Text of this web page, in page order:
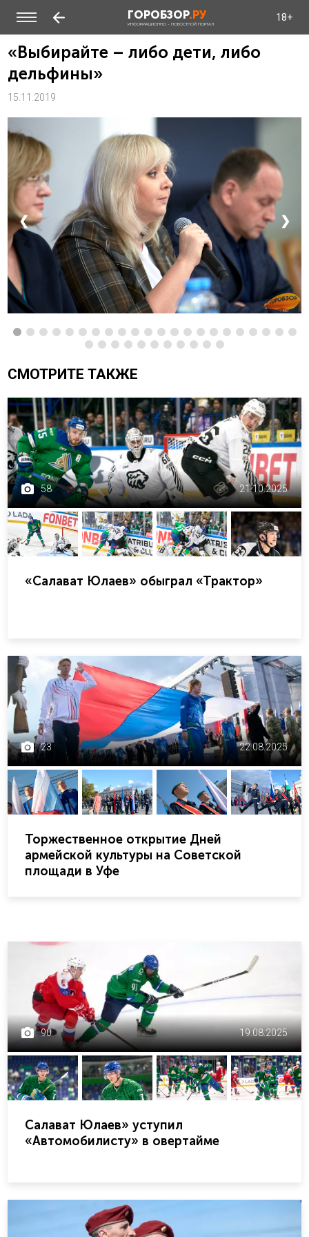
ГОРОБЗОР.РУ
ИНФОРМАЦИОННО - НОВОСТНОЙ ПОРТАЛ
18+
«Выбирайте – либо дети, либо
дельфины»
15.11.2019
❮ ❯
СМОТРИТЕ ТАКЖЕ
58 21.10.2025
«Салават Юлаев» обыграл «Трактор»
23 22.08.2025
Торжественное открытие Дней
армейской культуры на Советской
площади в Уфе
90 19.08.2025
Салават Юлаев» уступил
«Автомобилисту» в овертайме